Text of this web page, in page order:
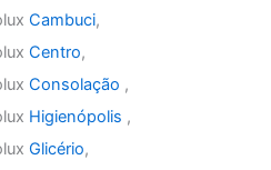
Cambuci,
Centro,
Consolação ,
Higienópolis ,
Glicério,